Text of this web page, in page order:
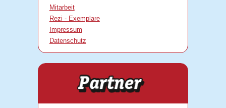
Mitarbeit
Rezi - Exemplare
Impressum
Datenschutz